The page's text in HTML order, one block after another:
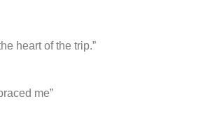
heart of the trip.”
me”